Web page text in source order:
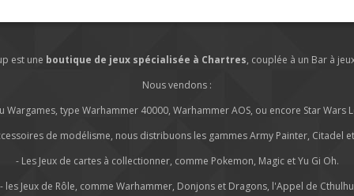
est une boutique de jeux spécialisée à Chartres, couplée à un Bar à
Nous vendons :
Wargames, type Warhammer 40000, Warhammer AOS, ou encore Star Wars
de modélisme, nous distribuons les gammes Army Painter, Citadel
- Les Jeux de cartes à collectionner, comme Pokemon, Magic et Yu Gi Oh.
- les Jeux de Rôle, comme Warhammer, Donjons et Dragons, l'Appel de Cthulhu